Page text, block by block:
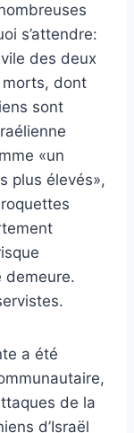
s’attendre:
des deux
morts, dont
sont
«un
plus élevés»,
demeure.
a été
de la
d’Israël